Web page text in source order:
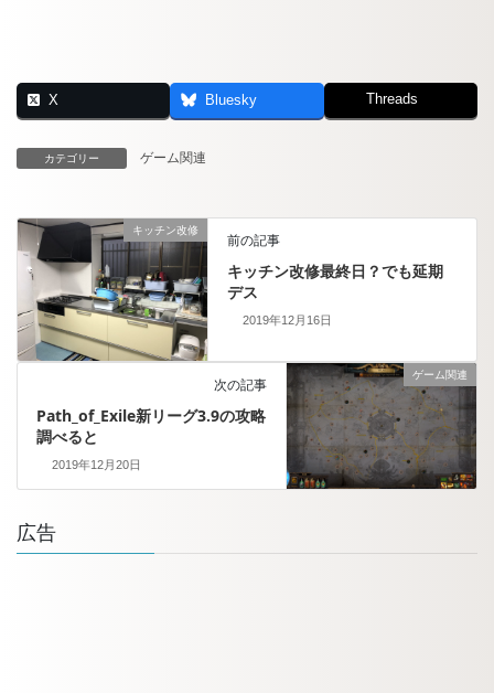
X Bluesky Threads
カテゴリー ゲーム関連
キッチン改修
前の記事
キッチン改修最終日？でも延期
デス
2019年12月16日
ゲーム関連
次の記事
Path_of_Exile新リーグ3.9の攻略
調べると
2019年12月20日
広告